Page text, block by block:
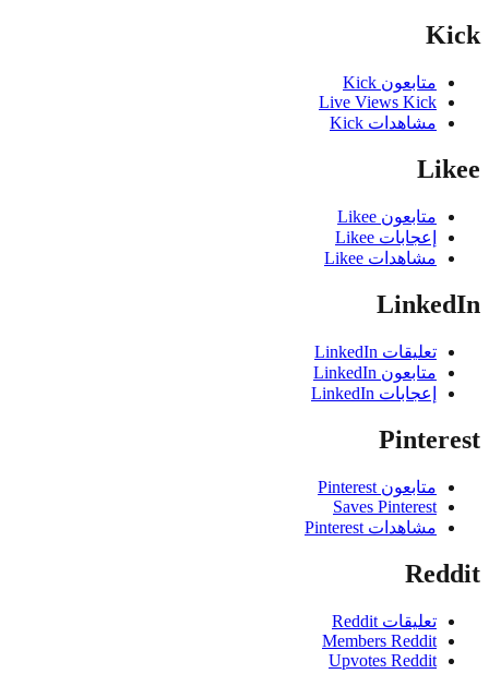
متابعون Kick
Live Views Kick
مشاهدات Kick
متابعون Likee
إعجابات Likee
مشاهدات Likee
تعليقات LinkedIn
متابعون LinkedIn
إعجابات LinkedIn
متابعون Pinterest
Saves Pinterest
مشاهدات Pinterest
تعليقات Reddit
Members Reddit
Upvotes Reddit